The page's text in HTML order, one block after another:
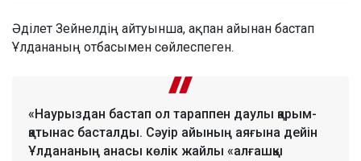
Әділет Зейнелдің айтуынша, ақпан айынан бастап
Ұлдананың отбасымен сөйлеспеген.
«Наурыздан бастап ол тараппен даулы қарым-
қатынас басталды. Сәуір айының аяғына дейін
Ұлдананың анасы көлік жайлы «алғашқы